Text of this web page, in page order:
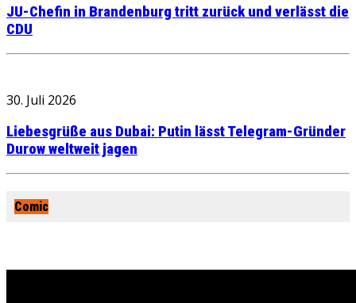
JU-Chefin in Brandenburg tritt zurück und verlässt die
CDU
30. Juli 2026
Liebesgrüße aus Dubai: Putin lässt Telegram-Gründer
Durow weltweit jagen
Comic